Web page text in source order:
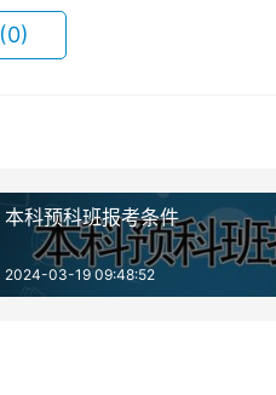
(0)
本科预科班报考条件
2024-03-19 09:48:52